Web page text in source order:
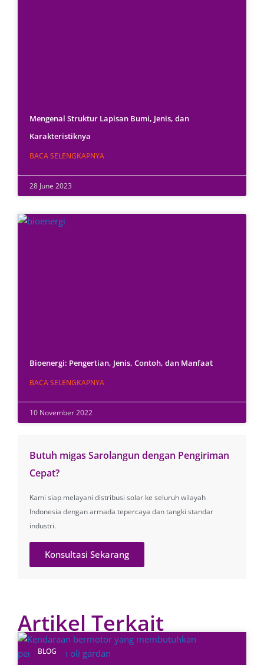
Mengenal Struktur Lapisan Bumi, Jenis, dan
Karakteristiknya
BACA SELENGKAPNYA
28 June 2023
Bioenergi: Pengertian, Jenis, Contoh, dan Manfaat
BACA SELENGKAPNYA
10 November 2022
Butuh migas Sarolangun dengan Pengiriman
Cepat?
Kami siap melayani distribusi solar ke seluruh wilayah
Indonesia dengan armada tepercaya dan tangki standar
industri.
Konsultasi Sekarang
Artikel Terkait
BLOG